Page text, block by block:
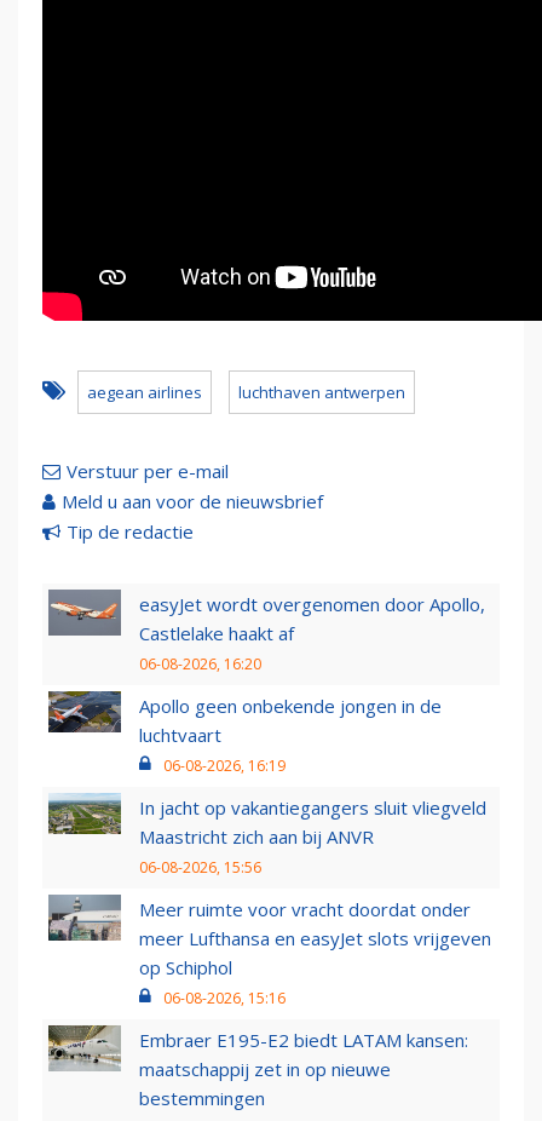
aegean airlines luchthaven antwerpen
Verstuur per e-mail
Meld u aan voor de nieuwsbrief
Tip de redactie
easyJet wordt overgenomen door Apollo,
Castlelake haakt af
06-08-2026, 16:20
Apollo geen onbekende jongen in de
luchtvaart
06-08-2026, 16:19
In jacht op vakantiegangers sluit vliegveld
Maastricht zich aan bij ANVR
06-08-2026, 15:56
Meer ruimte voor vracht doordat onder
meer Lufthansa en easyJet slots vrijgeven
op Schiphol
06-08-2026, 15:16
Embraer E195-E2 biedt LATAM kansen:
maatschappij zet in op nieuwe
bestemmingen